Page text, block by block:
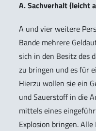
A. Sachverhalt (leicht
A und vier weitere
Bande mehrere
sich in den Besitz des
zu bringen und es für
Hierzu wollen sie ein
und Sauerstoff in die
mittels eines
Explosion bringen.